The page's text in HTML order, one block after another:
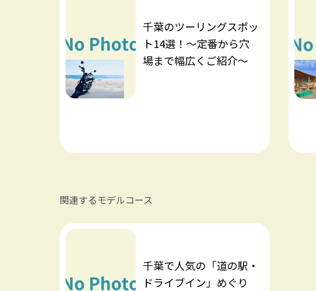
千葉のツーリングスポッ
ト14選！～定番から穴
場まで幅広くご紹介～
関連するモデルコース
千葉で人気の「道の駅・
ドライブイン」めぐり